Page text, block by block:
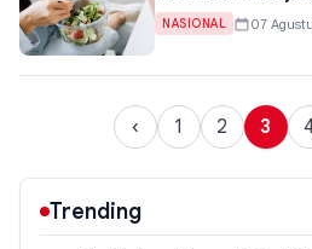
NASIONAL 07
‹ 1 2 3
Trending